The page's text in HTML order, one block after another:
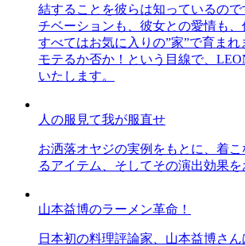
結することを彼らは知っているの
チベーションも、彼女との愛情も、
すべてはお気に入りの”家”で育ま
モテるか否か！という目線で、
いたします。
人の服見て我が服直せ
お洒落オヤジの実例をもとに、着
るアイテム、そしてその演出効果を
山本益博のラーメン革命！
日本初の料理評論家、山本益博さ